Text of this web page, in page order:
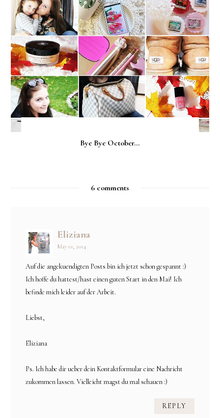
Bye Bye October...
6 comments
Eliziana
May 01, 2014
Auf die angekuendigten Posts bin ich jetzt schon gespannt :)
Ich hoffe du hattest/hast einen guten Start in den Mai! Ich
befinde mich leider auf der Arbeit.
Liebst,
Eliziana
Ps. Ich habe dir ueber dein Kontaktformular eine Nachricht
zukommen lassen. Vielleicht magst du mal schauen :)
REPLY